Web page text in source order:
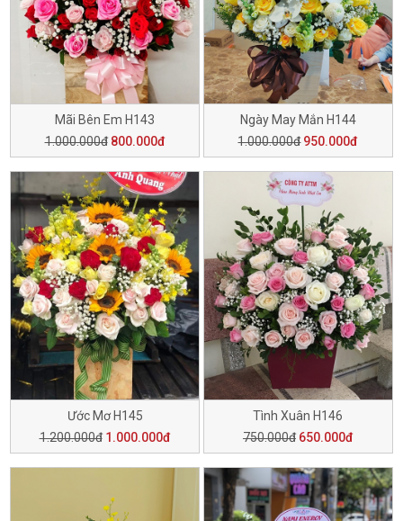
Mãi Bên Em H143
1.000.000đ 800.000đ
Ngày May Mắn H144
1.000.000đ 950.000đ
Ước Mơ H145
1.200.000đ 1.000.000đ
Tình Xuân H146
750.000đ 650.000đ